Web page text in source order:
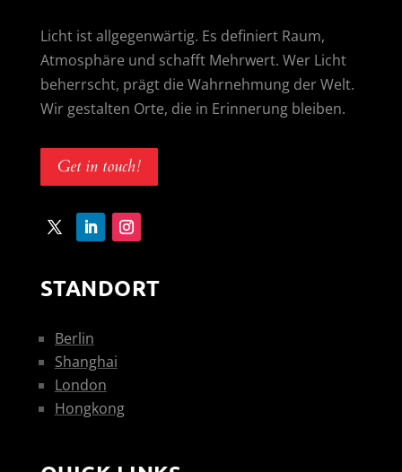
Licht ist allgegenwärtig. Es definiert Raum,
Atmosphäre und schafft Mehrwert. Wer Licht
beherrscht, prägt die Wahrnehmung der Welt.
Wir gestalten Orte, die in Erinnerung bleiben.
Get in touch!
STANDORT
Berlin
Shanghai
London
Hongkong